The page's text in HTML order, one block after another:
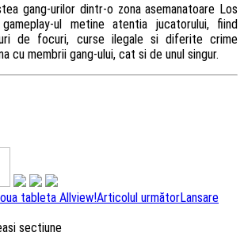
gang-urilor dintr-o zona asemanatoare Los
ul metine atentia jucatorului, fiind
de focuri, curse ilegale si diferite crime
cu membrii gang-ului, cat si de unul singur.
tableta Allview!Articolul următorLansare
sectiune